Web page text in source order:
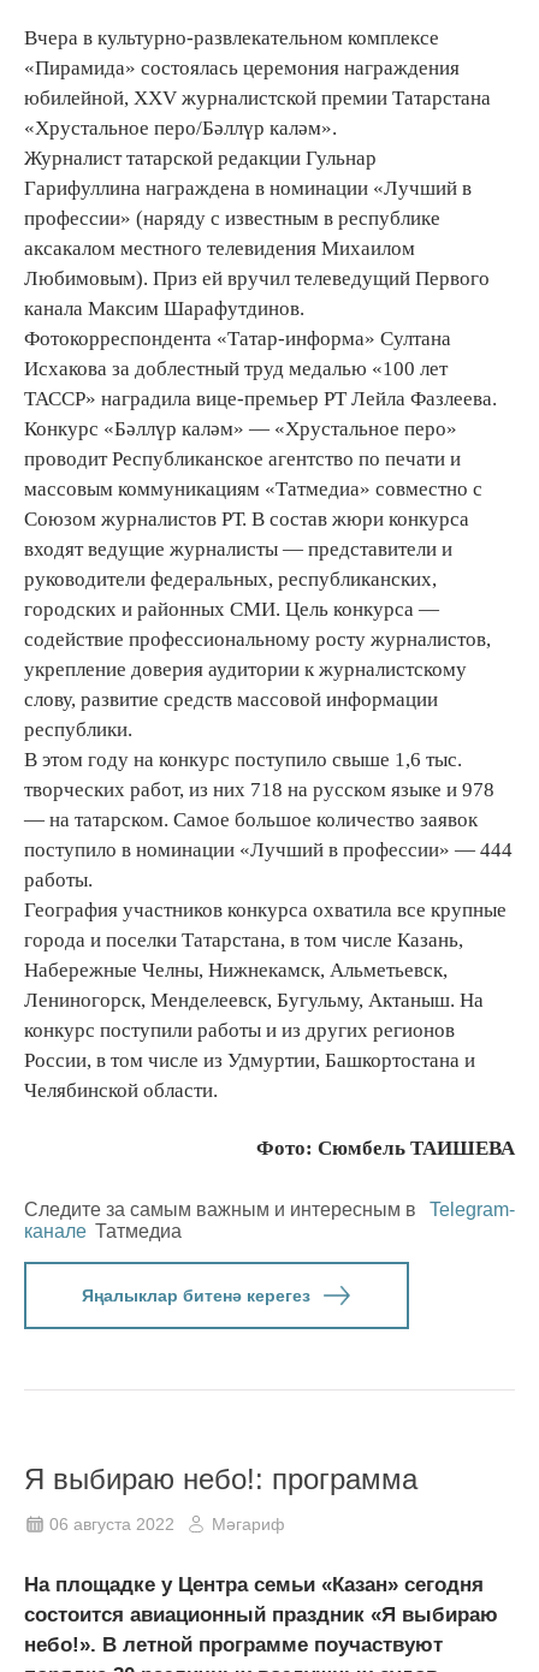
Вчера в культурно-развлекательном комплексе
«Пирамида» состоялась церемония награждения
юбилейной, XXV журналистской премии Татарстана
«Хрустальное перо/Бәллүр каләм».
Журналист татарской редакции Гульнар
Гарифуллина награждена в номинации «Лучший в
профессии» (наряду с известным в республике
аксакалом местного телевидения Михаилом
Любимовым). Приз ей вручил телеведущий Первого
канала Максим Шарафутдинов.
Фотокорреспондента «Татар-информа» Султана
Исхакова за доблестный труд медалью «100 лет
ТАССР» наградила вице-премьер РТ Лейла Фазлеева.
Конкурс «Бәллүр каләм» — «Хрустальное перо»
проводит Республиканское агентство по печати и
массовым коммуникациям «Татмедиа» совместно с
Союзом журналистов РТ. В состав жюри конкурса
входят ведущие журналисты — представители и
руководители федеральных, республиканских,
городских и районных СМИ. Цель конкурса —
содействие профессиональному росту журналистов,
укрепление доверия аудитории к журналистскому
слову, развитие средств массовой информации
республики.
В этом году на конкурс поступило свыше 1,6 тыс.
творческих работ, из них 718 на русском языке и 978
— на татарском. Самое большое количество заявок
поступило в номинации «Лучший в профессии» — 444
работы.
География участников конкурса охватила все крупные
города и поселки Татарстана, в том числе Казань,
Набережные Челны, Нижнекамск, Альметьевск,
Лениногорск, Менделеевск, Бугульму, Актаныш. На
конкурс поступили работы и из других регионов
России, в том числе из Удмуртии, Башкортостана и
Челябинской области.
Фото: Сюмбель ТАИШЕВА
Следите за самым важным и интересным в
Telegram-
канале Татмедиа
Яңалыклар битенә керегез
Я выбираю небо!: программа
06 августа 2022 Мәгариф
На площадке у Центра семьи «Казан» сегодня
состоится авиационный праздник «Я выбираю
небо!». В летной программе поучаствуют